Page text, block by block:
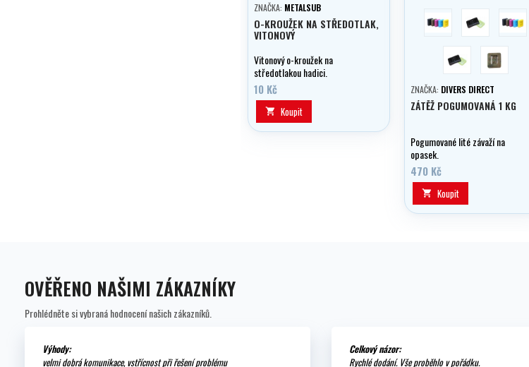
ZNAČKA: METALSUB
O-KROUŽEK NA STŘEDOTLAK,
VITONOVÝ
Vitonový o-kroužek na
středotlakou hadici.
10 Kč
 Koupit
modrá žlutá růžová
black camou
ZNAČKA: DIVERS DIRECT
ZÁTĚŽ POGUMOVANÁ 1 KG
Pogumované lité závaží na
opasek.
470 Kč
 Koupit
OVĚŘENO NAŠIMI ZÁKAZNÍKY
Prohlédněte si vybraná hodnocení našich zákazníků.
Výhody:
velmi dobrá komunikace, vstřícnost při řešení problému
Celkový názor:
Rychlé dodání. Vše proběhlo v pořádku.